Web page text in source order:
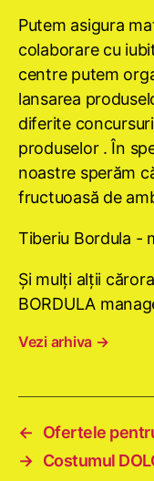
Putem asigura
colaborare cu
centre putem
lansarea
diferite
produselor . În
noastre sperăm
fructuoasă de
Tiberiu Bordula -
Şi mulţi alţii
BORDULA
Vezi arhiva →
←
Ofertele
→ Costumul